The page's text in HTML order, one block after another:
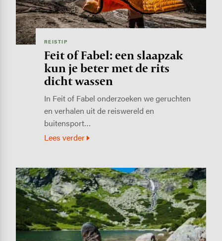
REISTIP
Feit of Fabel: een slaapzak
kun je beter met de rits
dicht wassen
In Feit of Fabel onderzoeken we geruchten
en verhalen uit de reiswereld en
buitensport…
Lees verder
Image